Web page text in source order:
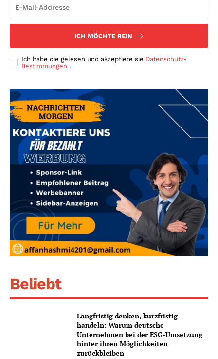
ICH MÖCHTE REIN
Ich habe die gelesen und akzeptiere sie Datenschutz-
Bestimmungen .
Beliebt
Langfristig denken, kurzfristig
handeln: Warum deutsche
Unternehmen bei der ESG-Umsetzung
hinter ihren Möglichkeiten
zurückbleiben